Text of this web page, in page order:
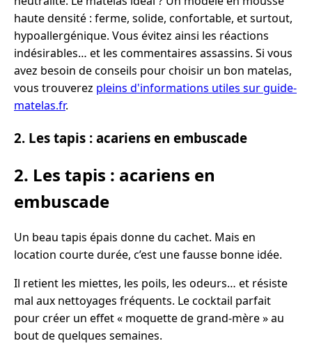
haute densité : ferme, solide, confortable, et surtout,
hypoallergénique. Vous évitez ainsi les réactions
indésirables… et les commentaires assassins. Si vous
avez besoin de conseils pour choisir un bon matelas,
vous trouverez pleins d'informations utiles sur guide-
matelas.fr.
2. Les tapis : acariens en embuscade
2. Les tapis : acariens en
embuscade
Un beau tapis épais donne du cachet. Mais en
location courte durée, c’est une fausse bonne idée.
Il retient les miettes, les poils, les odeurs… et résiste
mal aux nettoyages fréquents. Le cocktail parfait
pour créer un effet « moquette de grand-mère » au
bout de quelques semaines.